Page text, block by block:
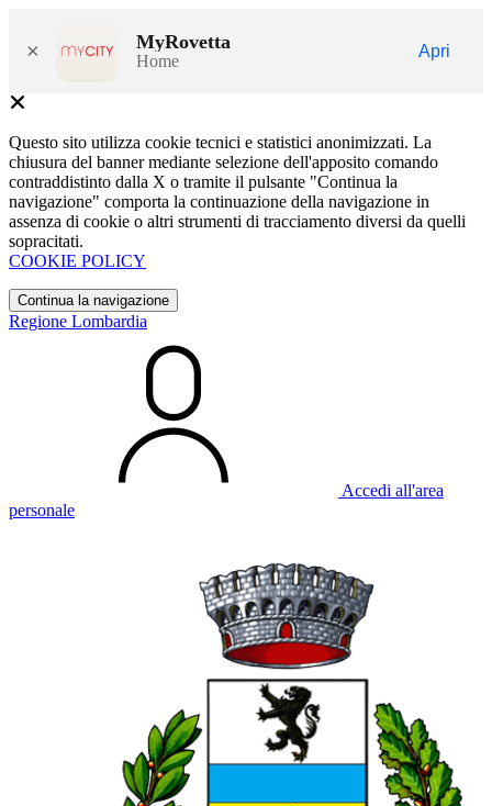
× MyRovetta
Home
Apri
Questo sito utilizza cookie tecnici e statistici anonimizzati. La
chiusura del banner mediante selezione dell'apposito comando
contraddistinto dalla X o tramite il pulsante "Continua la
navigazione" comporta la continuazione della navigazione in
assenza di cookie o altri strumenti di tracciamento diversi da quelli
sopracitati.
COOKIE POLICY
Continua la navigazione
Regione Lombardia
Accedi all'area
personale